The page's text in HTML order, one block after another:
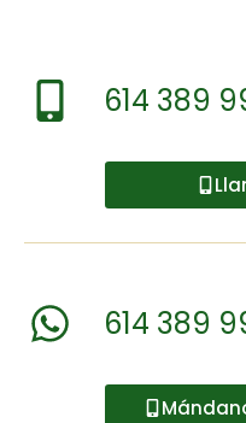
614 389
614 389